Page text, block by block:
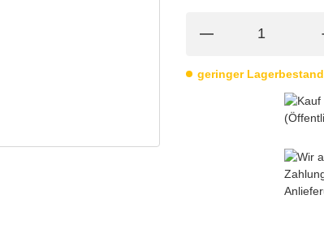
geringer Lagerbestand